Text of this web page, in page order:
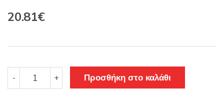
Original
24.44€.
20.81€Η
είναι:
20.81€.
-
Τραπεζομάντηλο
Μάνταλα + Προσθήκη στο καλάθι